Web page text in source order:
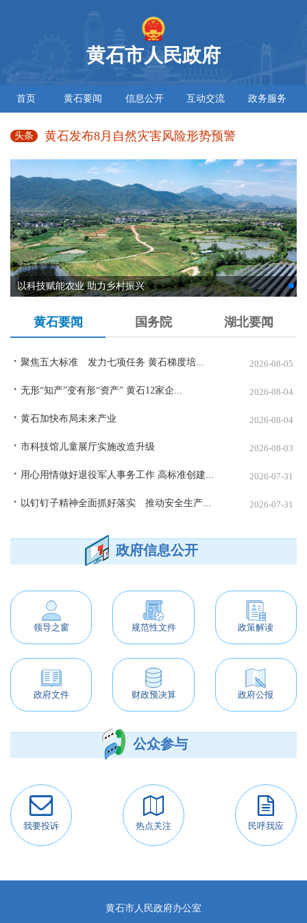
黄石市人民政府
首页 黄石要闻 信息公开 互动交流 政务服务
头条 黄石发布8月自然灾害风险形势预警
以科技赋能农业 助力乡村振兴
黄石要闻 国务院 湖北要闻
2026-08-05
聚焦五大标准 发力七项任务 黄石梯度培...
2026-08-04
无形“知产”变有形“资产” 黄石12家企...
2026-08-04
黄石加快布局未来产业
2026-08-03
市科技馆儿童展厅实施改造升级
2026-07-31
用心用情做好退役军人事务工作 高标准创建...
2026-07-31
以钉钉子精神全面抓好落实 推动安全生产...
政府信息公开
领导之窗 规范性文件 政策解读
政府文件 财政预决算 政府公报
公众参与
我要投诉 热点关注 民呼我应
黄石市人民政府办公室